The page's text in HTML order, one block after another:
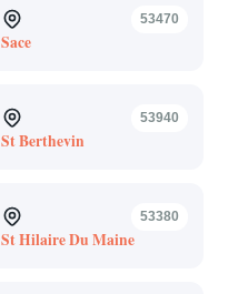
53470
Sace
53940
St Berthevin
53380
St Hilaire Du Maine